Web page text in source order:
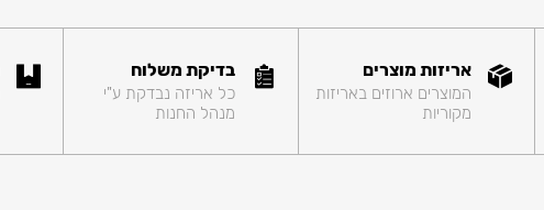
אריזות מוצרים
המוצרים ארוזים באריזות
מקוריות
בדיקת משלוח
כל אריזה נבדקת ע"י
מנהל החנות